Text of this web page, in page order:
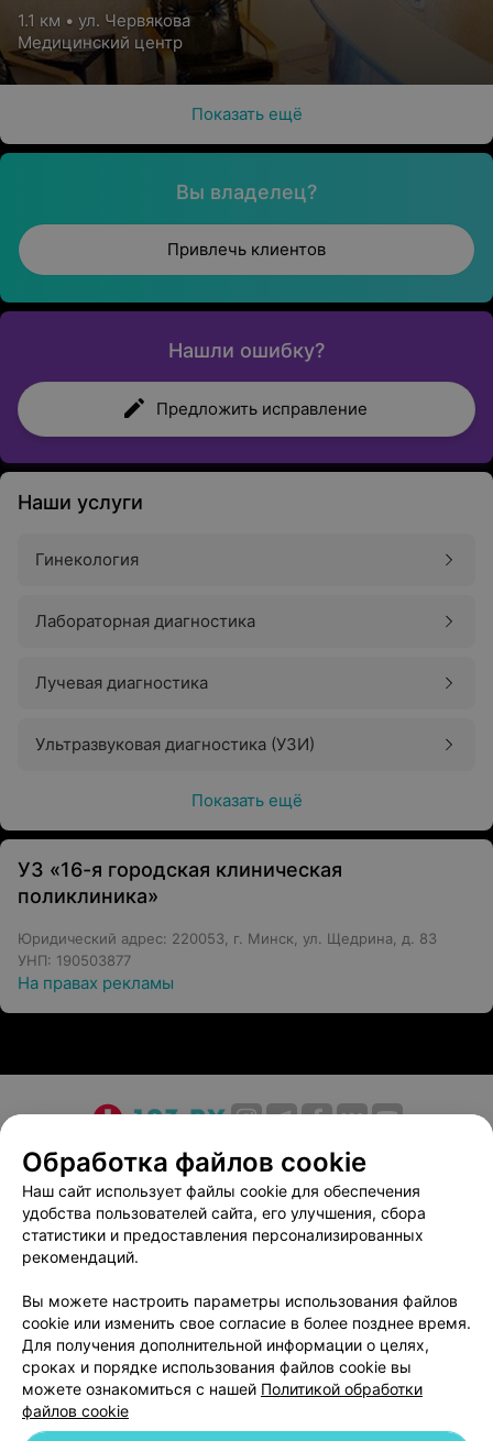
1.1 км • ул. Червякова
Медицинский центр
Показать ещё
Вы владелец?
Привлечь клиентов
Нашли ошибку?
Предложить исправление
Наши услуги
Гинекология
Лабораторная диагностика
Лучевая диагностика
Ультразвуковая диагностика (УЗИ)
Показать ещё
УЗ «16-я городская клиническая
поликлиника»
Юридический адрес: 220053, г. Минск, ул. Щедрина, д. 83
УНП: 190503877
На правах рекламы
О проекте Новости проекта
Размещение рекламы
Медицинский маркетинг
Публичный договор
Пользовательское соглашение
Способы оплаты
Вакансии
Партнеры
Написать в поддержку
Персональные настройки cookie
Обработка персональных данных
Обработка файлов cookie
Наш сайт использует файлы cookie для обеспечения
удобства пользователей сайта, его улучшения, сбора
статистики и предоставления персонализированных
рекомендаций.
Вы можете настроить параметры использования файлов
cookie или изменить свое согласие в более позднее время.
Для получения дополнительной информации о целях,
сроках и порядке использования файлов cookie вы
можете ознакомиться с нашей Политикой обработки
файлов cookie